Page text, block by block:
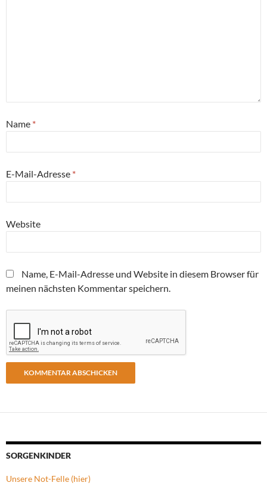
Name *
E-Mail-Adresse *
Website
Name, E-Mail-Adresse und Website in diesem Browser für
meinen nächsten Kommentar speichern.
SORGENKINDER
Unsere Not-Felle (hier)